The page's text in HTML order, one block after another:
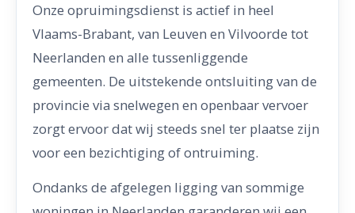
Onze opruimingsdienst is actief in heel
Vlaams-Brabant, van Leuven en Vilvoorde tot
Neerlanden en alle tussenliggende
gemeenten. De uitstekende ontsluiting van de
provincie via snelwegen en openbaar vervoer
zorgt ervoor dat wij steeds snel ter plaatse zijn
voor een bezichtiging of ontruiming.
Ondanks de afgelegen ligging van sommige